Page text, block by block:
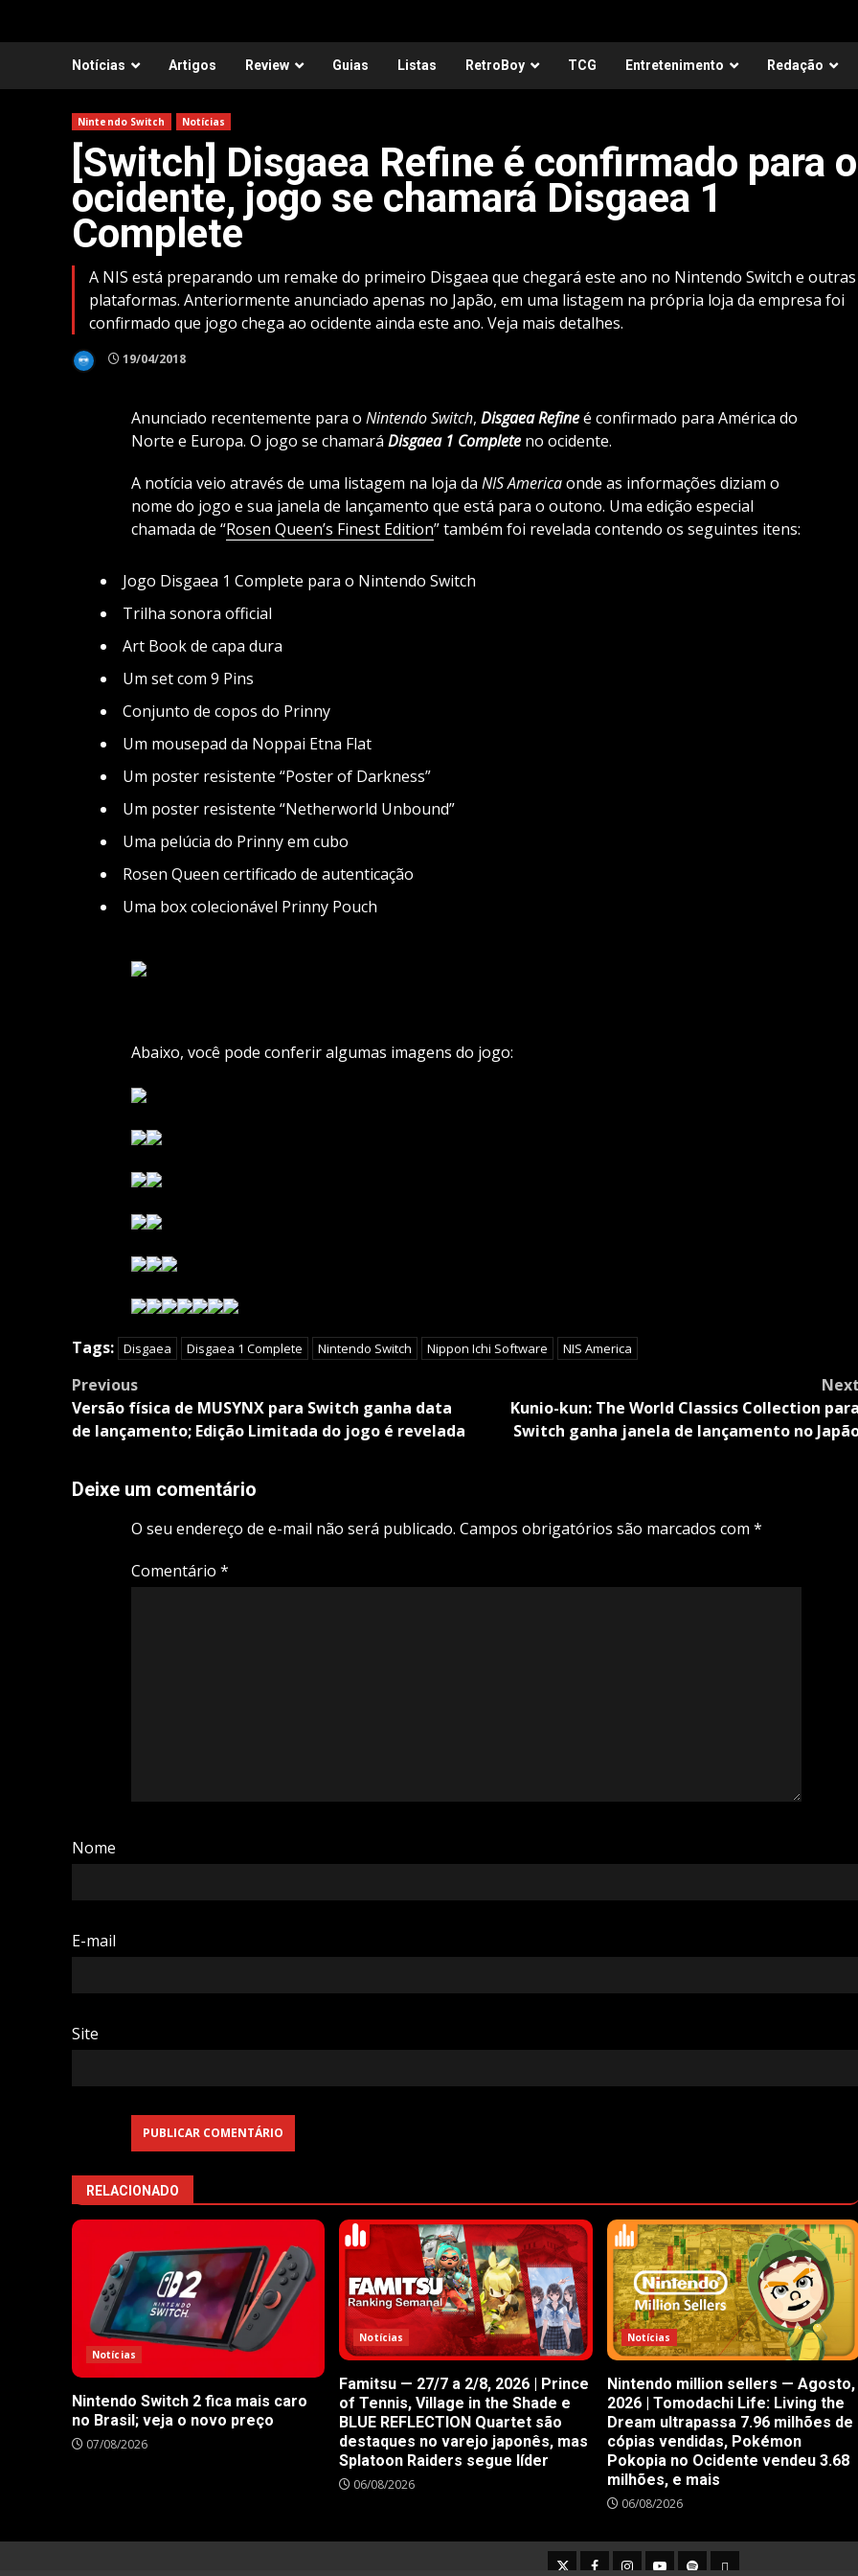
Notícias Artigos Review Guias Listas RetroBoy TCG Entretenimento Redação
Nintendo Switch Notícias
[Switch] Disgaea Refine é confirmado para o
ocidente, jogo se chamará Disgaea 1
Complete
A NIS está preparando um remake do primeiro Disgaea que chegará este ano no Nintendo Switch e outras
plataformas. Anteriormente anunciado apenas no Japão, em uma listagem na própria loja da empresa foi
confirmado que jogo chega ao ocidente ainda este ano. Veja mais detalhes.
19/04/2018
Anunciado recentemente para o Nintendo Switch, Disgaea Refineé confirmado para América do
Norte e Europa. O jogo se chamará Disgaea 1 Complete no ocidente.
A notícia veio através de uma listagem na loja da NISAmericaonde as informações diziam o
nome do jogo e sua janela de lançamento que está para o outono. Uma edição especial
chamada de “Rosen Queen’s Finest Edition” também foi revelada contendo os seguintes itens:
Jogo Disgaea 1 Complete para o Nintendo Switch
Trilha sonora official
Art Book de capa dura
Um set com 9 Pins
Conjunto de copos do Prinny
Um mousepad da Noppai Etna Flat
Um poster resistente “Poster of Darkness”
Um poster resistente “Netherworld Unbound”
Uma pelúcia do Prinny em cubo
Rosen Queen certificado de autenticação
Uma box colecionável Prinny Pouch
Abaixo, você pode conferir algumas imagens do jogo:
Tags: Disgaea Disgaea 1 Complete Nintendo Switch Nippon Ichi Software NIS America
Post
navigation
Previous
Versão física de MUSYNX para Switch ganha data
de lançamento; Edição Limitada do jogo é revelada
Next
Kunio-kun: The World Classics Collection para
Switch ganha janela de lançamento no
Deixe um comentário
O seu endereço de e-mail não será publicado. Campos obrigatórios são marcados com *
Comentário *
Nome
E-mail
Site
RELACIONADO
Notícias
Nintendo Switch 2 fica mais caro
no Brasil; veja o novo preço
07/08/2026
Notícias
Famitsu — 27/7 a 2/8, 2026 | Prince
of Tennis, Village in the Shade e
BLUE REFLECTION Quartet são
destaques no varejo japonês, mas
Splatoon Raiders segue líder
06/08/2026
Notícias
Nintendo million sellers — Agosto,
2026 | Tomodachi Life: Living the
Dream ultrapassa 7.96 milhões de
cópias vendidas, Pokémon
Pokopia no Ocidente vendeu 3.68
milhões, e mais
06/08/2026
TwitterFacebook
Instagram
YoutubeSpotifyCookie